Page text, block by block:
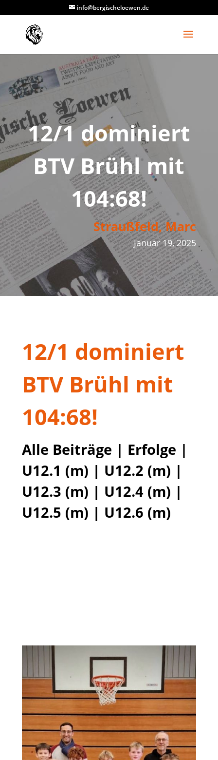
info@bergischeloewen.de
12/1 dominiert
BTV Brühl mit
104:68!
Straußfeld, Marc
Januar 19, 2025
12/1 dominiert
BTV Brühl mit
104:68!
Alle Beiträge | Erfolge |
U12.1 (m) | U12.2 (m) |
U12.3 (m) | U12.4 (m) |
U12.5 (m) | U12.6 (m)